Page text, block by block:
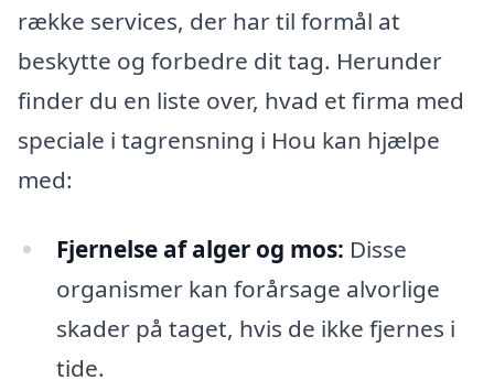
række services, der har til formål at
beskytte og forbedre dit tag. Herunder
finder du en liste over, hvad et firma med
speciale i tagrensning i Hou kan hjælpe
med:
Fjernelse af alger og mos: Disse
organismer kan forårsage alvorlige
skader på taget, hvis de ikke fjernes i
tide.